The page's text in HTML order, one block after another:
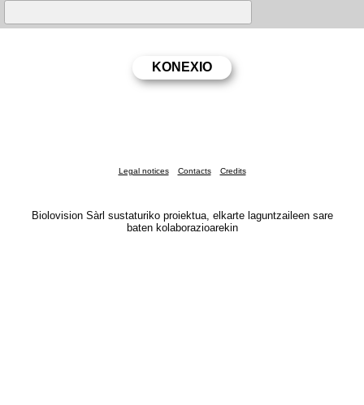
Legal notices Contacts Credits
Biolovision Sàrl sustaturiko proiektua, elkarte laguntzaileen sare
baten kolaborazioarekin